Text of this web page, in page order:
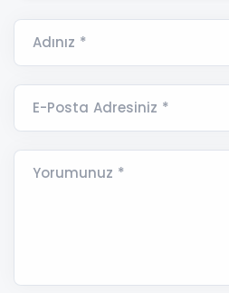
Adınız *
E-Posta Adresiniz *
Yorumunuz *